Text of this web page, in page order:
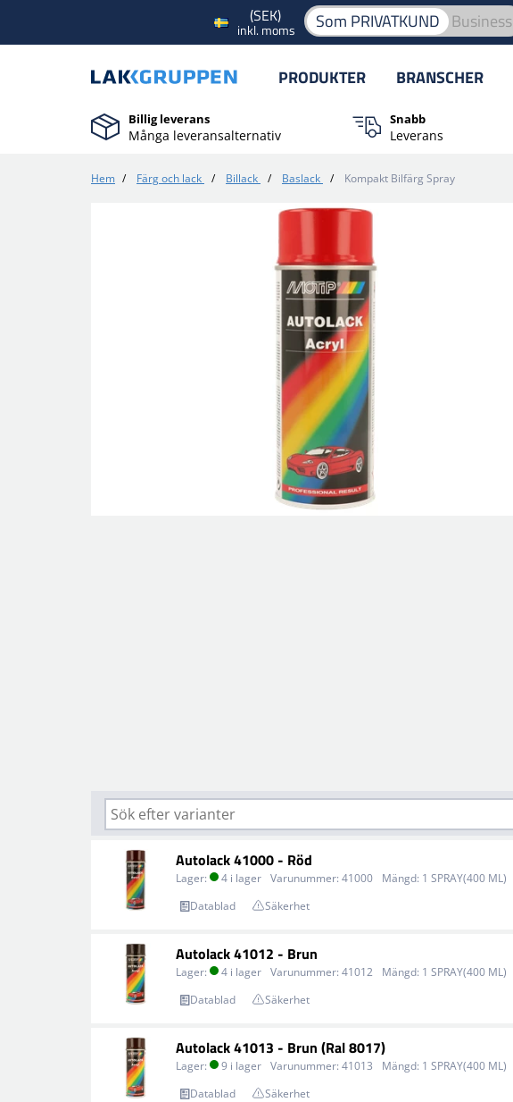
(SEK)
inkl. moms Som PRIVATKUND Business
PRODUKTER BRANSCHER
Billig leverans
Många leveransalternativ
Snabb
Leverans
Hem / Färg och lack / Billack / Baslack / Kompakt Bilfärg Spray
Autolack 41000 - Röd
Lager: 4 i lager Varunummer: 41000 Mängd: 1 SPRAY(400 ML)
Datablad
Säkerhet
Autolack 41012 - Brun
Lager: 4 i lager Varunummer: 41012 Mängd: 1 SPRAY(400 ML)
Datablad
Säkerhet
Autolack 41013 - Brun (Ral 8017)
Lager: 9 i lager Varunummer: 41013 Mängd: 1 SPRAY(400 ML)
Datablad
Säkerhet